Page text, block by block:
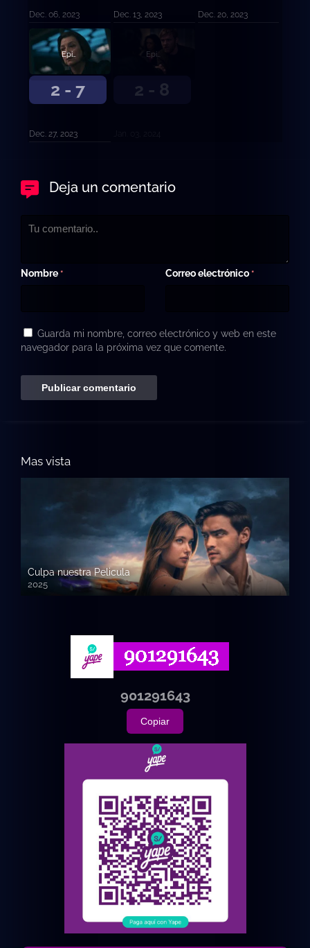
Dec. 06, 2023 Dec. 13, 2023 Dec. 20, 2023
2 - 7
Episodio 7
Dec. 27, 2023
2 - 8
Episodio 8
Deja un comentario
Nombre * Correo electrónico *
Guarda mi nombre, correo electrónico y web en este
navegador para la próxima vez que comente.
Mas vista
Culpa nuestra Pelicula
2025
720p HD
901291643
Copiar